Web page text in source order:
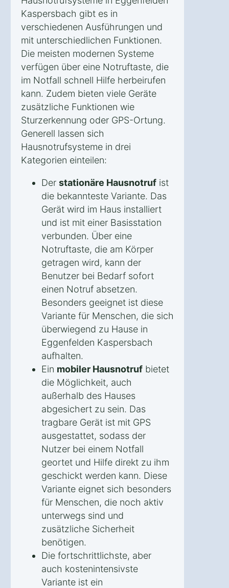
Kaspersbach gibt es in
verschiedenen Ausführungen und
mit unterschiedlichen Funktionen.
Die meisten modernen Systeme
verfügen über eine Notruftaste, die
im Notfall schnell Hilfe herbeirufen
kann. Zudem bieten viele Geräte
zusätzliche Funktionen wie
Sturzerkennung oder GPS-Ortung.
Generell lassen sich
Hausnotrufsysteme in drei
Kategorien einteilen:
Der stationäre Hausnotruf ist
die bekannteste Variante. Das
Gerät wird im Haus installiert
und ist mit einer Basisstation
verbunden. Über eine
Notruftaste, die am Körper
getragen wird, kann der
Benutzer bei Bedarf sofort
einen Notruf absetzen.
Besonders geeignet ist diese
Variante für Menschen, die sich
überwiegend zu Hause in
Eggenfelden Kaspersbach
aufhalten.
Ein mobiler Hausnotruf bietet
die Möglichkeit, auch
außerhalb des Hauses
abgesichert zu sein. Das
tragbare Gerät ist mit GPS
ausgestattet, sodass der
Nutzer bei einem Notfall
geortet und Hilfe direkt zu ihm
geschickt werden kann. Diese
Variante eignet sich besonders
für Menschen, die noch aktiv
unterwegs sind und
zusätzliche Sicherheit
benötigen.
Die fortschrittlichste, aber
auch kostenintensivste
Variante ist ein